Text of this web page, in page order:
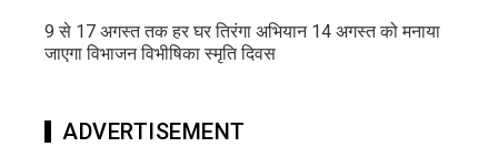
9 से 17 अगस्त तक हर घर तिरंगा अभियान 14 अगस्त को मनाया
जाएगा विभाजन विभीषिका स्मृति दिवस
ADVERTISEMENT